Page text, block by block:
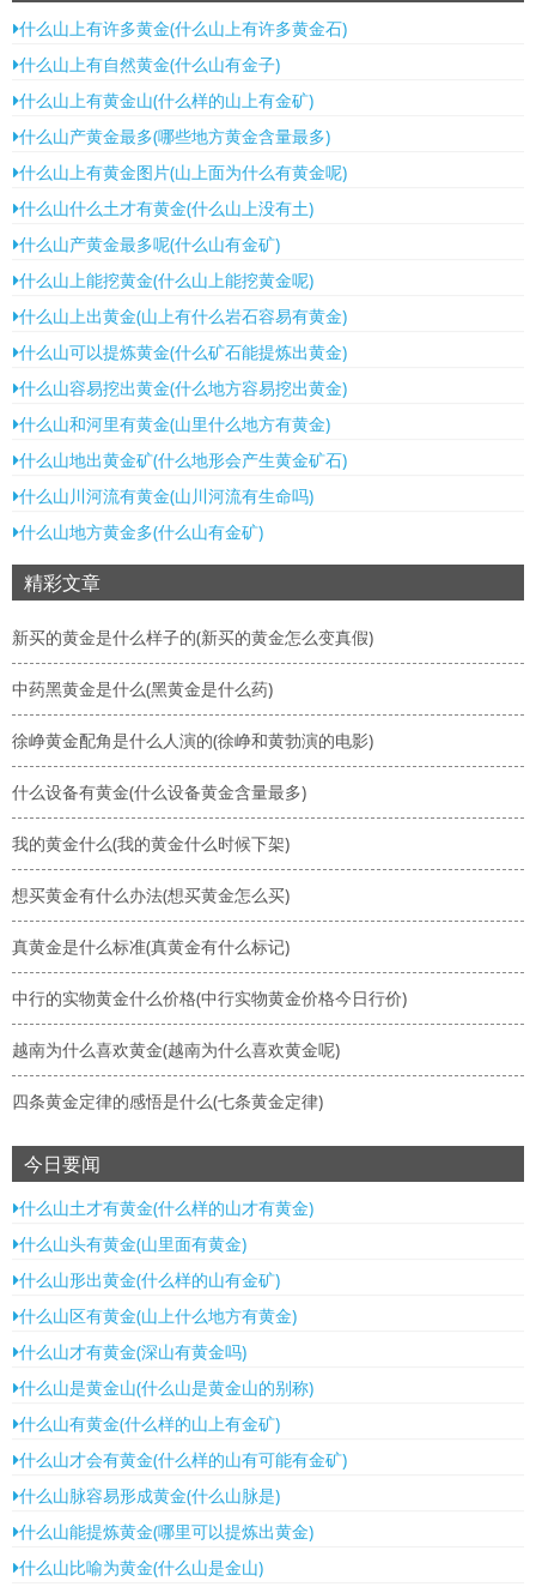
什么山上有许多黄金(什么山上有许多黄金石)
什么山上有自然黄金(什么山有金子)
什么山上有黄金山(什么样的山上有金矿)
什么山产黄金最多(哪些地方黄金含量最多)
什么山上有黄金图片(山上面为什么有黄金呢)
什么山什么土才有黄金(什么山上没有土)
什么山产黄金最多呢(什么山有金矿)
什么山上能挖黄金(什么山上能挖黄金呢)
什么山上出黄金(山上有什么岩石容易有黄金)
什么山可以提炼黄金(什么矿石能提炼出黄金)
什么山容易挖出黄金(什么地方容易挖出黄金)
什么山和河里有黄金(山里什么地方有黄金)
什么山地出黄金矿(什么地形会产生黄金矿石)
什么山川河流有黄金(山川河流有生命吗)
什么山地方黄金多(什么山有金矿)
精彩文章
新买的黄金是什么样子的(新买的黄金怎么变真假)
中药黑黄金是什么(黑黄金是什么药)
徐峥黄金配角是什么人演的(徐峥和黄勃演的电影)
什么设备有黄金(什么设备黄金含量最多)
我的黄金什么(我的黄金什么时候下架)
想买黄金有什么办法(想买黄金怎么买)
真黄金是什么标准(真黄金有什么标记)
中行的实物黄金什么价格(中行实物黄金价格今日行价)
越南为什么喜欢黄金(越南为什么喜欢黄金呢)
四条黄金定律的感悟是什么(七条黄金定律)
今日要闻
什么山土才有黄金(什么样的山才有黄金)
什么山头有黄金(山里面有黄金)
什么山形出黄金(什么样的山有金矿)
什么山区有黄金(山上什么地方有黄金)
什么山才有黄金(深山有黄金吗)
什么山是黄金山(什么山是黄金山的别称)
什么山有黄金(什么样的山上有金矿)
什么山才会有黄金(什么样的山有可能有金矿)
什么山脉容易形成黄金(什么山脉是)
什么山能提炼黄金(哪里可以提炼出黄金)
什么山比喻为黄金(什么山是金山)